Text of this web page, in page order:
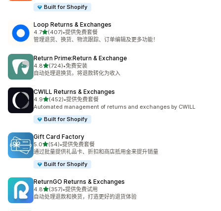
Built for Shopify
Loop Returns & Exchanges
4.7星（满分 5 星）
(407)
总共 407 条评论
•提供免费套餐
管理退货、换货、物流跟踪、订单编辑及更多功能！
Return Prime:Return & Exchange
4.8星（满分 5 星）
(724)
总共 724 条评论
•免费安装
自动处理退换货。将退款转化为收入
CWILL Returns & Exchanges
4.9星（满分 5 星）
(452)
总共 452 条评论
•提供免费套餐
Automated management of returns and exchanges by CWILL
Built for Shopify
Gift Card Factory
5.0星（满分 5 星）
(54)
总共 54 条评论
•提供免费套餐
通过批量提供礼品卡、折扣和商店抵用金来提升销量
Built for Shopify
ReturnGO Returns & Exchanges
4.8星（满分 5 星）
(357)
总共 357 条评论
•提供免费试用
自动处理退款和换货，打造更好的退货体验